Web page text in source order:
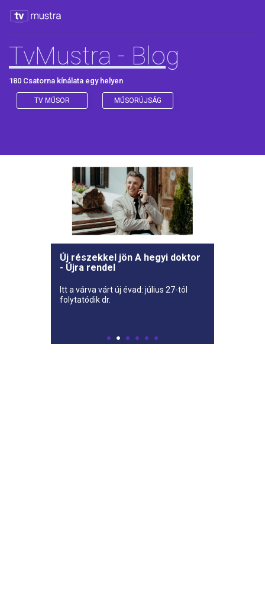
TvMustra - Blog
180 Csatorna kínálata egy helyen
TV MŰSOR MŰSORÚJSÁG
Új részekkel jön A hegyi doktor
- Újra rendel
Itt a várva várt új évad: július 27-tól
folytatódik dr.